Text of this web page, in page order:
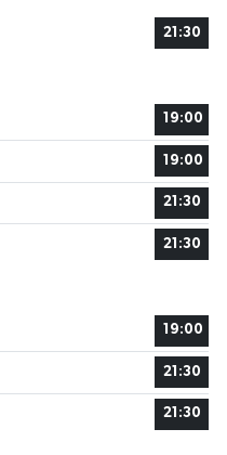
21:30
19:00
19:00
21:30
21:30
19:00
21:30
21:30